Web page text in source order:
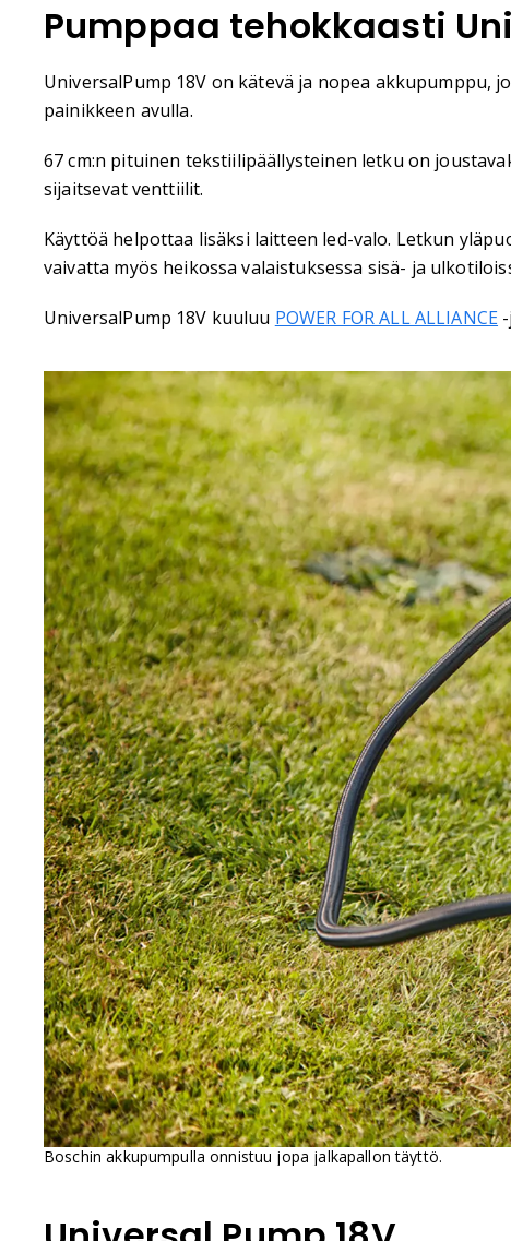
Pumppaa tehokkaasti
UniversalPump 18V on kätevä ja nopea
painikkeen avulla.
67 cm:n pituinen tekstiilipäällysteinen letku on
sijaitsevat venttiilit.
Käyttöä helpottaa lisäksi laitteen led-valo. Letkun
vaivatta myös heikossa valaistuksessa sisä- ja
UniversalPump 18V kuuluu POWER FOR ALL ALLIANCE
Boschin akkupumpulla onnistuu jopa jalkapallon täyttö.